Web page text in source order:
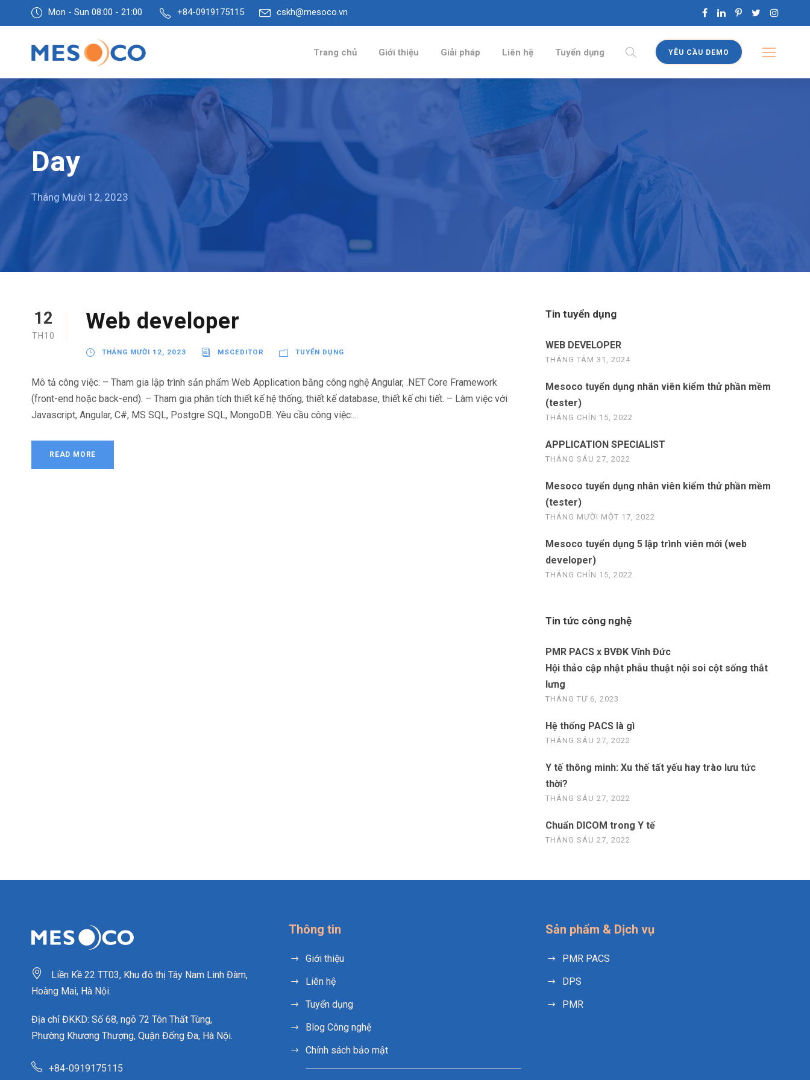
Mon - Sun 08:00 - 21:00 +84-0919175115 cskh@mesoco.vn
Trang chủ Giới thiệu Giải pháp Liên hệ Tuyển dụng YÊU CẦU DEMO
Day
Tháng Mười 12, 2023
12
TH10
Web developer
THÁNG MƯỜI 12, 2023 MSCEDITOR TUYỂN DỤNG
Mô tả công việc: – Tham gia lập trình sản phẩm Web Application bằng công nghệ Angular, .NET Core Framework
(front-end hoặc back-end). – Tham gia phân tích thiết kế hệ thống, thiết kế database, thiết kế chi tiết. – Làm việc với
Javascript, Angular, C#, MS SQL, Postgre SQL, MongoDB. Yêu cầu công việc:...
READ MORE
Tin tuyển dụng
WEB DEVELOPER
THÁNG TÁM 31, 2024
Mesoco tuyển dụng nhân viên kiểm thử phần mềm
(tester)
THÁNG CHÍN 15, 2022
APPLICATION SPECIALIST
THÁNG SÁU 27, 2022
Mesoco tuyển dụng nhân viên kiểm thử phần mềm
(tester)
THÁNG MƯỜI MỘT 17, 2022
Mesoco tuyển dụng 5 lập trình viên mới (web
developer)
THÁNG CHÍN 15, 2022
Tin tức công nghệ
PMR PACS x BVĐK Vĩnh Đức
Hội thảo cập nhật phẫu thuật nội soi cột sống thắt
lưng
THÁNG TƯ 6, 2023
Hệ thống PACS là gì
THÁNG SÁU 27, 2022
Y tế thông minh: Xu thế tất yếu hay trào lưu tức
thời?
THÁNG SÁU 27, 2022
Chuẩn DICOM trong Y tế
THÁNG SÁU 27, 2022
Liền Kề 22 TT03, Khu đô thị Tây Nam Linh Đàm,
Hoàng Mai, Hà Nội.
Địa chỉ ĐKKD: Số 68, ngõ 72 Tôn Thất Tùng,
Phường Khương Thượng, Quận Đống Đa, Hà Nội.
+84-0919175115
Thông tin
Giới thiệu
Liên hệ
Tuyển dụng
Blog Công nghệ
Chính sách bảo mật
Sản phẩm & Dịch vụ
PMR PACS
DPS
PMR